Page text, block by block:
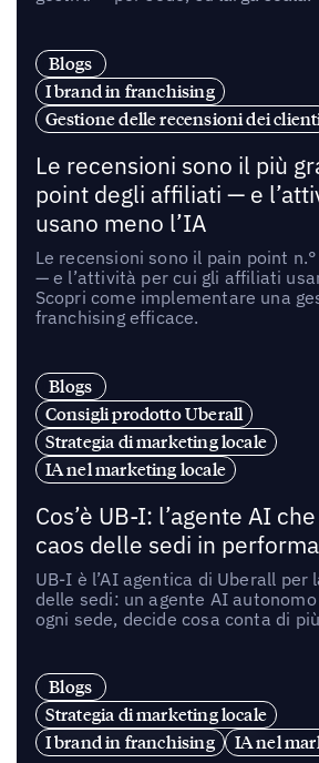
Blogs
I brand in franchising
Gestione delle recensioni dei
Le recensioni sono il più
point degli affiliati — e
usano meno l’IA
Le recensioni sono il pain point
— e l’attività per cui gli affiliati
Scopri come implementare una
franchising efficace.
Blogs
Consigli prodotto Uberall
Strategia di marketing locale
IA nel marketing locale
Cos’è UB-I: l’agente AI
caos delle sedi in
UB-I è l’AI agentica di Uberall per
delle sedi: un agente AI
ogni sede, decide cosa conta di
Blogs
Strategia di marketing locale
I brand in franchising
IA nel